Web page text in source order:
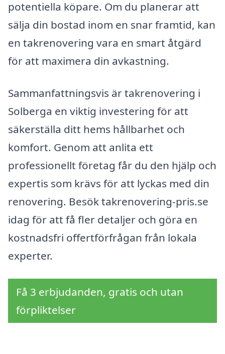
potentiella köpare. Om du planerar att
sälja din bostad inom en snar framtid, kan
en takrenovering vara en smart åtgärd
för att maximera din avkastning.
Sammanfattningsvis är takrenovering i
Solberga en viktig investering för att
säkerställa ditt hems hållbarhet och
komfort. Genom att anlita ett
professionellt företag får du den hjälp och
expertis som krävs för att lyckas med din
renovering. Besök takrenovering-pris.se
idag för att få fler detaljer och göra en
kostnadsfri offertförfrågan från lokala
experter.
Få 3 erbjudanden, gratis och utan
förpliktelser